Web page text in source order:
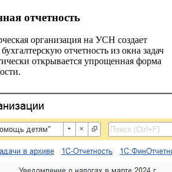
отчетность
организация на УСН создает
отчетность из окна задач
открывается упрощенная форма